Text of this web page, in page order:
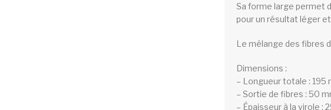
Sa forme large permet
pour un résultat léger
Le mélange des fibres
Dimensions :
– Longueur totale : 195
– Sortie de fibres : 50
– Épaisseur à la virole :